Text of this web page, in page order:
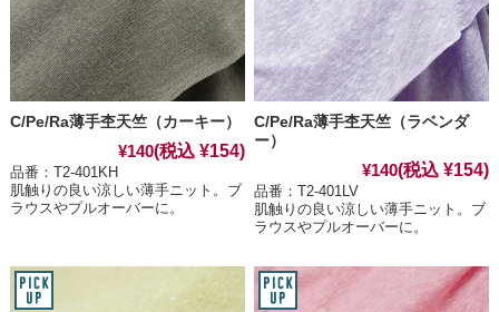
C/Pe/Ra薄手杢天竺（カーキー）
¥140(税込 ¥154)
品番：T2-401KH
肌触りの良い涼しい薄手ニット。ブ
ラウスやプルオーバーに。
C/Pe/Ra薄手杢天竺（ラベンダ
ー）
¥140(税込 ¥154)
品番：T2-401LV
肌触りの良い涼しい薄手ニット。ブ
ラウスやプルオーバーに。